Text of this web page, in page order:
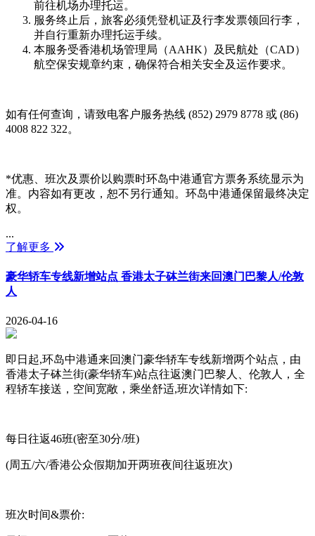
前往机场办理托运。
服务终止后，旅客必须凭登机证及行李发票领回行李，
并自行重新办理托运手续。
本服务受香港机场管理局（AAHK）及民航处（CAD）
航空保安规章约束，确保符合相关安全及运作要求。
如有任何查询，请致电客户服务热线 (852) 2979 8778 或 (86)
4008 822 322。
*优惠、班次及票价以购票时环岛中港通官方票务系统显示为
准。内容如有更改，恕不另行通知。环岛中港通保留最终决定
权。
...
了解更多
豪华轿车专线新增站点 香港太子砵兰街来回澳门巴黎人/伦敦
人
2026-04-16
即日起,环岛中港通来回澳门豪华轿车专线新增两个站点，由
香港太子砵兰街(豪华轿车)站点往返澳门巴黎人、伦敦人，全
程轿车接送，空间宽敞，乘坐舒适,班次详情如下:
每日往返46班(密至30分/班)
(周五/六/香港公众假期加开两班夜间往返班次)
班次时间&票价: